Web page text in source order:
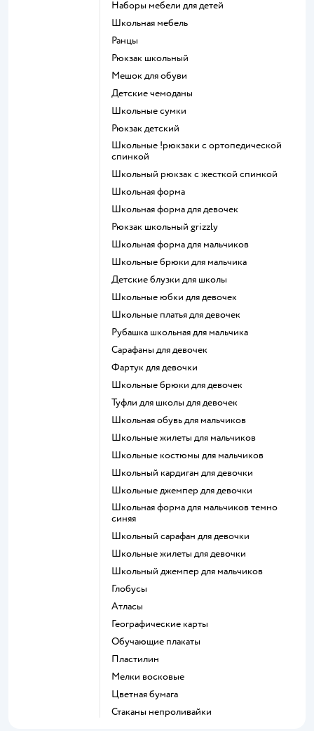
Наборы мебели для детей
Школьная мебель
Ранцы
Рюкзак школьный
Мешок для обуви
Детские чемоданы
Школьные сумки
Рюкзак детский
Школьные !рюкзаки с ортопедической
спинкой
Школьный рюкзак с жесткой спинкой
Школьная форма
Школьная форма для девочек
Рюкзак школьный grizzly
Школьная форма для мальчиков
Школьные брюки для мальчика
Детские блузки для школы
Школьные юбки для девочек
Школьные платья для девочек
Рубашка школьная для мальчика
Сарафаны для девочек
Фартук для девочки
Школьные брюки для девочек
Туфли для школы для девочек
Школьная обувь для мальчиков
Школьные жилеты для мальчиков
Школьные костюмы для мальчиков
Школьный кардиган для девочки
Школьные джемпер для девочки
Школьная форма для мальчиков темно
синяя
Школьный сарафан для девочки
Школьные жилеты для девочки
Школьный джемпер для мальчиков
Глобусы
Атласы
Географические карты
Обучающие плакаты
Пластилин
Мелки восковые
Цветная бумага
Стаканы непроливайки